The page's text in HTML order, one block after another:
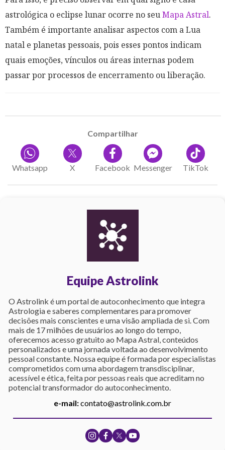
astrológica o eclipse lunar ocorre no seuMapa Astral.
Também é importante analisar aspectos com a Lua
natal e planetas pessoais, pois esses pontos indicam
quais emoções, vínculos ou áreas internas podem
passar por processos de encerramento ou liberação.
Compartilhar
Whatsapp X Facebook Messenger TikTok
Equipe Astrolink
O Astrolink é um portal de autoconhecimento que integra
Astrologia e saberes complementares para promover
decisões mais conscientes e uma visão ampliada de si. Com
mais de 17 milhões de usuários ao longo do tempo,
oferecemos acesso gratuito ao Mapa Astral, conteúdos
personalizados e uma jornada voltada ao desenvolvimento
pessoal constante. Nossa equipe é formada por especialistas
comprometidos com uma abordagem transdisciplinar,
acessível e ética, feita por pessoas reais que acreditam no
potencial transformador do autoconhecimento.
e-mail:contato@astrolink.com.br